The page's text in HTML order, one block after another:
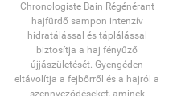
Chronologiste Bain Régénérant
hajfürdő sampon intenzív
hidratálással és táplálással
biztosítja a haj fényűző
újjászületését. Gyengéden
eltávolítja a fejbőrről és a hajról a
szennyeződéseket, aminek